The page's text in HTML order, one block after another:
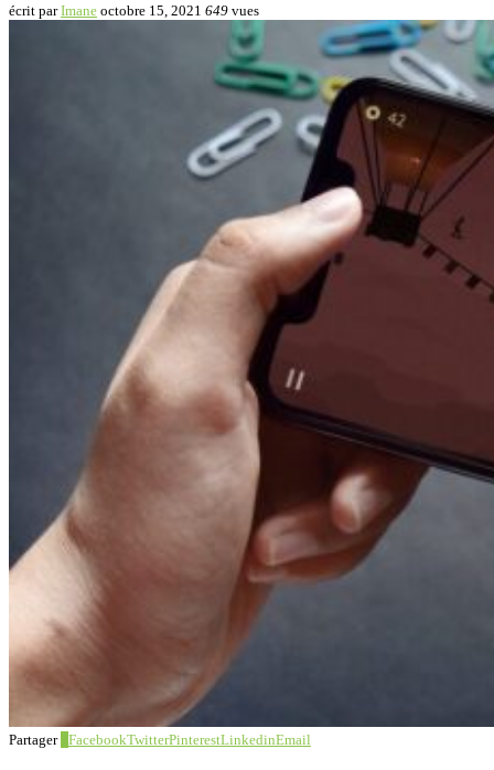
écrit parImane octobre 15, 2021 649 vues
Partager FacebookTwitterPinterestLinkedinEmail